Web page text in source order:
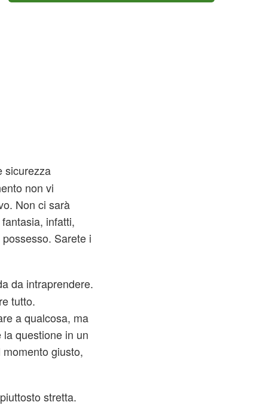
sicurezza
non vi
Non ci sarà
infatti,
Sarete i
da intraprendere.
tutto.
a qualcosa, ma
questione in un
giusto,
stretta.